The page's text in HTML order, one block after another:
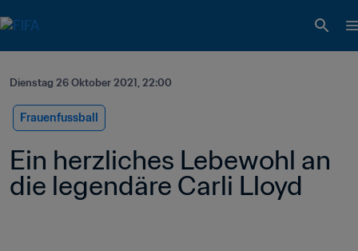
Dienstag 26 Oktober 2021, 22:00
Frauenfussball
Ein herzliches Lebewohl an
die legendäre Carli Lloyd